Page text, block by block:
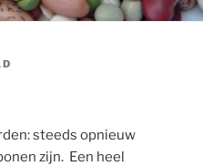
steeds opnieuw
zijn. Een heel